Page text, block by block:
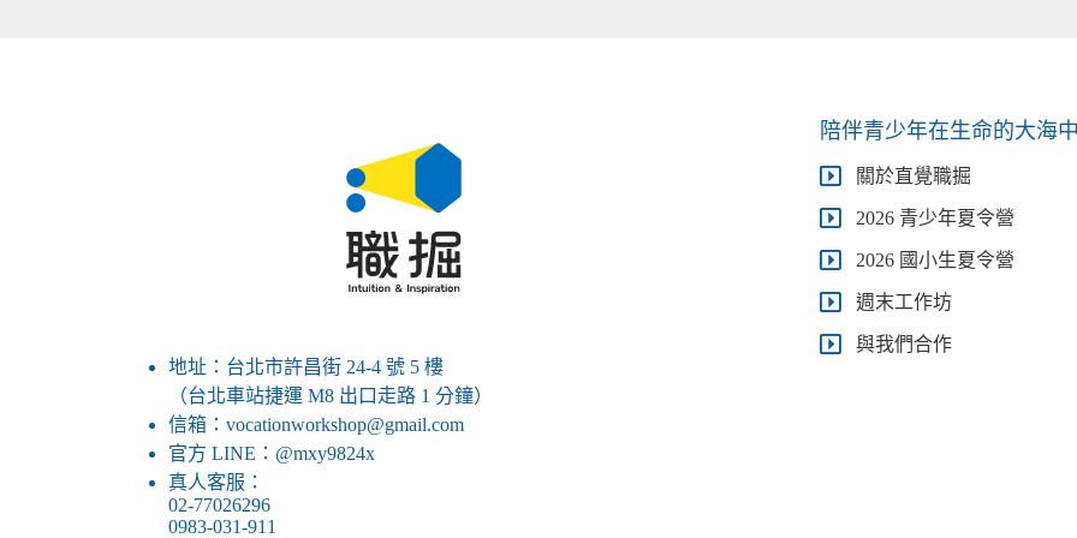
地址：台北市許昌街 24-4 號 5 樓
（台北車站捷運 M8 出口走路 1 分鐘）
信箱：vocationworkshop@gmail.com
官方 LINE：@mxy9824x
真人客服：
02-77026296
0983-031-911
陪伴青少年在生命的大海
關於直覺職掘
2026 青少年夏令營
2026 國小生夏令營
週末工作坊
與我們合作